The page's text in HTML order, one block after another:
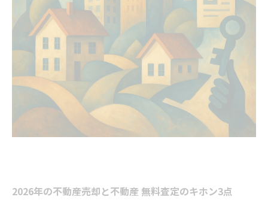
2026年の不動産売却と不動産 無料査定のキホン3点